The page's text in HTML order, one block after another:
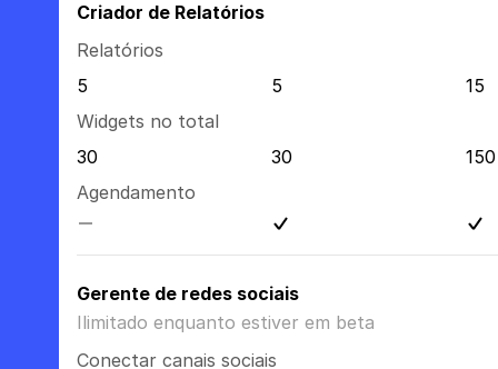
Criador de Relatórios
Relatórios
5
5
15
Widgets no total
30
30
150
Agendamento
Gerente de redes sociais
Ilimitado enquanto estiver em beta
Conectar canais sociais